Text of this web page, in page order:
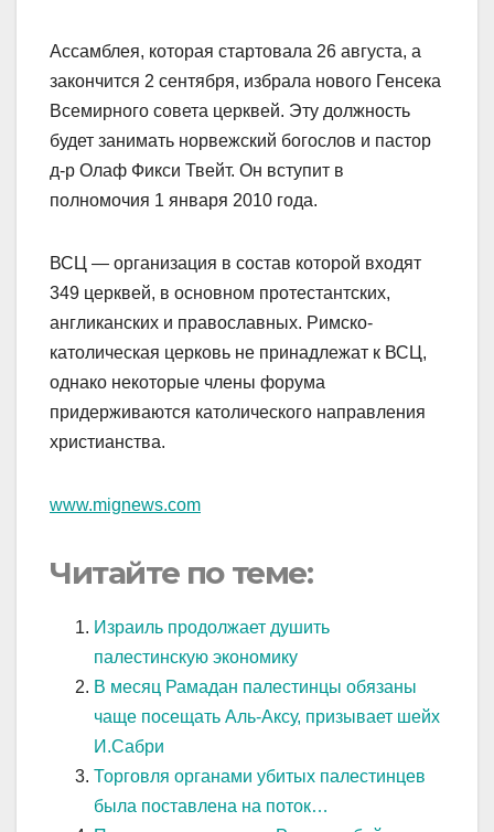
Ассамблея, которая стартовала 26 августа, а
закончится 2 сентября, избрала нового Генсека
Всемирного совета церквей. Эту должность
будет занимать норвежский богослов и пастор
д-р Олаф Фикси Твейт. Он вступит в
полномочия 1 января 2010 года.
ВСЦ — организация в состав которой входят
349 церквей, в основном протестантских,
англиканских и православных. Римско-
католическая церковь не принадлежат к ВСЦ,
однако некоторые члены форума
придерживаются католического направления
христианства.
www.mignews.com
Читайте по теме:
Израиль продолжает душить
палестинскую экономику
В месяц Рамадан палестинцы обязаны
чаще посещать Аль-Аксу, призывает шейх
И.Сабри
Торговля органами убитых палестинцев
была поставлена на поток…